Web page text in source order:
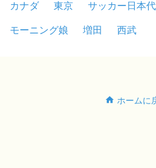
カナダ
東京 サッカー日本
モーニング娘
増田 西武
ホームに